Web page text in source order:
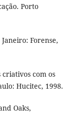
Porto
Janeiro: Forense,
criativos com os
Hucitec, 1998.
Oaks,